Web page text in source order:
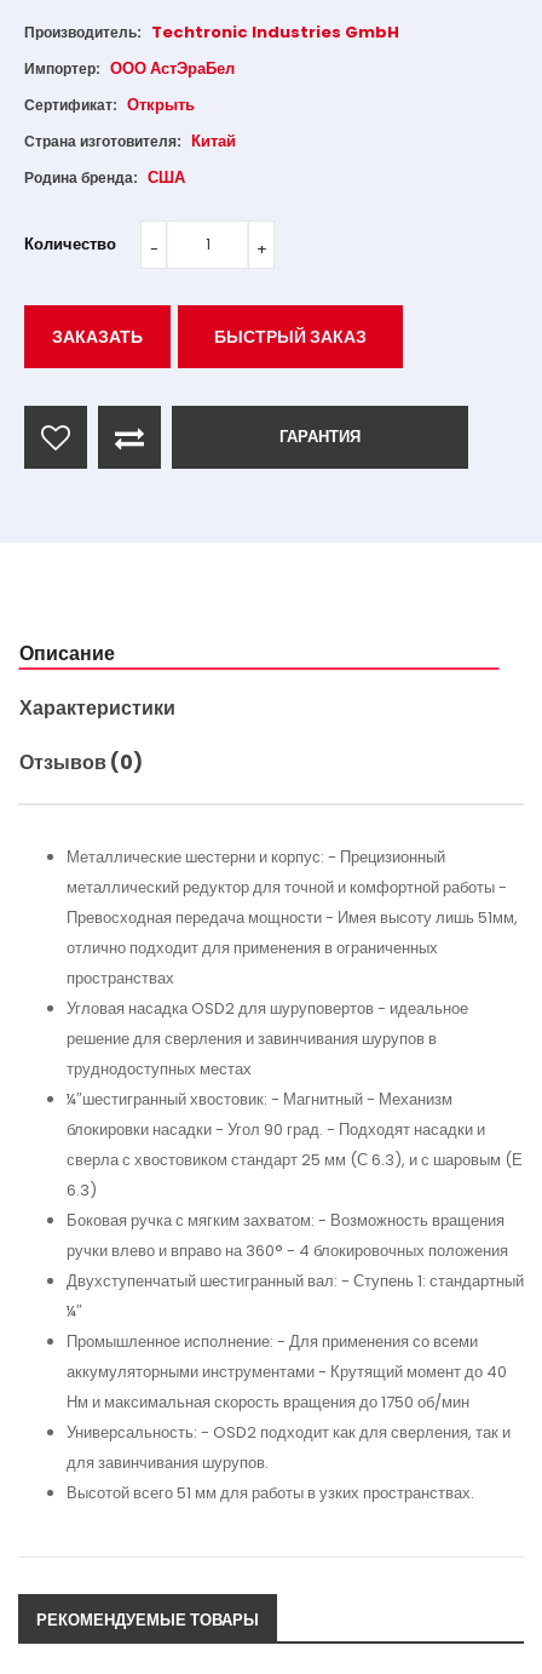
Производитель: Techtronic Industries GmbH
Импортер: ООО АстЭраБел
Сертификат: Открыть
Страна изготовителя: Китай
Родина бренда: США
Количество
ЗАКАЗАТЬ БЫСТРЫЙ ЗАКАЗ
ГАРАНТИЯ
Описание
Характеристики
Отзывов (0)
Металлические шестерни и корпус: - Прецизионный
металлический редуктор для точной и комфортной работы -
Превосходная передача мощности - Имея высоту лишь 51мм,
отлично подходит для применения в ограниченных
пространствах
Угловая насадка OSD2 для шуруповертов - идеальное
решение для сверления и завинчивания шурупов в
труднодоступных местах
¼″шестигранный хвостовик: - Магнитный - Механизм
блокировки насадки - Угол 90 град. - Подходят насадки и
сверла с хвостовиком стандарт 25 мм (С 6.3), и с шаровым (Е
6.3)
Боковая ручка с мягким захватом: - Возможность вращения
ручки влево и вправо на 360° - 4 блокировочных положения
Двухступенчатый шестигранный вал: - Ступень 1: стандартный
¼″
Промышленное исполнение: - Для применения со всеми
аккумуляторными инструментами - Крутящий момент до 40
Нм и максимальная скорость вращения до 1750 об/мин
Универсальность: - OSD2 подходит как для сверления, так и
для завинчивания шурупов.
Высотой всего 51 мм для работы в узких пространствах.
РЕКОМЕНДУЕМЫЕ ТОВАРЫ